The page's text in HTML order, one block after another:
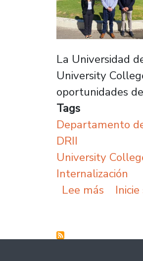
La Universidad
University
oportunidades
Tags
Departamento
DRII
University
Internalización
Lee más sobre
Inicie